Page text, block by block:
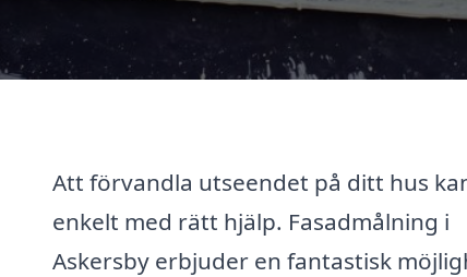
Att förvandla utseendet på ditt hus
enkelt med rätt hjälp. Fasadmålning i
Askersby erbjuder en fantastisk